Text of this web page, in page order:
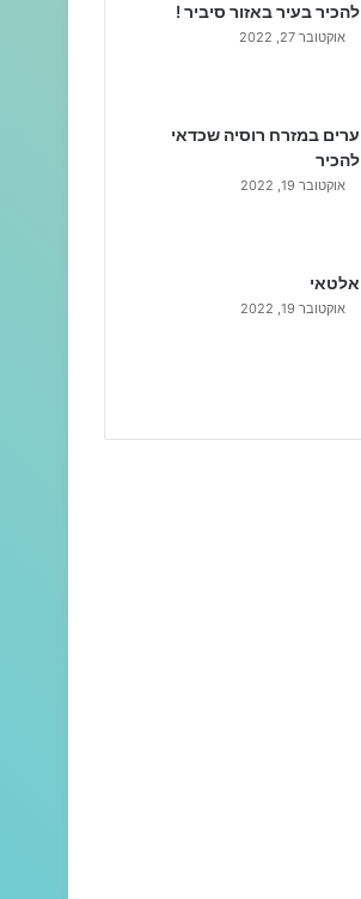
להכיר בעיר באזור סיביר !
אוקטובר 27, 2022
ערים במזרח רוסיה שכדאי
להכיר
אוקטובר 19, 2022
אלטאי
אוקטובר 19, 2022